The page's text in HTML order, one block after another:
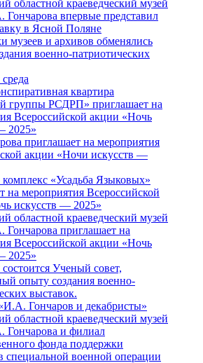
областной краеведческий музей
впервые представил
в Ясной Поляне
музеев и архивов обменялись
военно-патриотических
квартира
группы РСДРП» приглашает на
Всероссийской акции «Ночь
2025»
приглашает на мероприятия
акции «Ночи искусств —
«Усадьба Языковых»
на мероприятия Всероссийской
искусств — 2025»
областной краеведческий музей
приглашает на
Всероссийской акции «Ночь
2025»
состоится Ученый совет,
опыту создания военно-
выставок.
Гончаров и декабристы»
областной краеведческий музей
и филиал
фонда поддержки
специальной военной операции